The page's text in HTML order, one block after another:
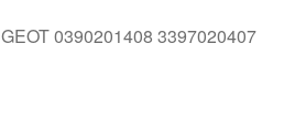
0390201408 3397020407